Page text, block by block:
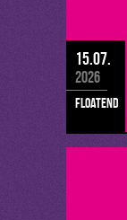
15.07.
2026
floatend